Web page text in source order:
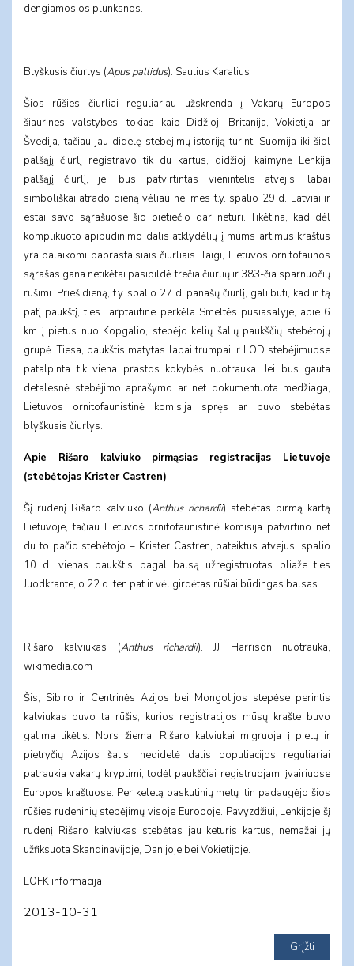
dengiamosios plunksnos.
Blyškusis čiurlys (Apus pallidus). Saulius Karalius
Šios rūšies čiurliai reguliariau užskrenda į Vakarų Europos
šiaurines valstybes, tokias kaip Didžioji Britanija, Vokietija ar
Švedija, tačiau jau didelę stebėjimų istoriją turinti Suomija iki šiol
palšąjį čiurlį registravo tik du kartus, didžioji kaimynė Lenkija
palšąjį čiurlį, jei bus patvirtintas vienintelis atvejis, labai
simboliškai atrado dieną vėliau nei mes t.y. spalio 29 d. Latviai ir
estai savo sąrašuose šio pietiečio dar neturi. Tikėtina, kad dėl
komplikuoto apibūdinimo dalis atklydėlių į mums artimus kraštus
yra palaikomi paprastaisiais čiurliais. Taigi, Lietuvos ornitofaunos
sąrašas gana netikėtai pasipildė trečia čiurlių ir 383-čia sparnuočių
rūšimi. Prieš dieną, t.y. spalio 27 d. panašų čiurlį, gali būti, kad ir tą
patį paukštį, ties Tarptautine perkėla Smeltės pusiasalyje, apie 6
km į pietus nuo Kopgalio, stebėjo kelių šalių paukščių stebėtojų
grupė. Tiesa, paukštis matytas labai trumpai ir LOD stebėjimuose
patalpinta tik viena prastos kokybės nuotrauka. Jei bus gauta
detalesnė stebėjimo aprašymo ar net dokumentuota medžiaga,
Lietuvos ornitofaunistinė komisija spręs ar buvo stebėtas
blyškusis čiurlys.
Apie Rišaro kalviuko pirmąsias registracijas Lietuvoje
(stebėtojas Krister Castren)
Šį rudenį Rišaro kalviuko (Anthus richardii) stebėtas pirmą kartą
Lietuvoje, tačiau Lietuvos ornitofaunistinė komisija patvirtino net
du to pačio stebėtojo – Krister Castren, pateiktus atvejus: spalio
10 d. vienas paukštis pagal balsą užregistruotas pliaže ties
Juodkrante, o 22 d. ten pat ir vėl girdėtas rūšiai būdingas balsas.
Rišaro kalviukas (Anthus richardii). JJ Harrison nuotrauka,
wikimedia.com
Šis, Sibiro ir Centrinės Azijos bei Mongolijos stepėse perintis
kalviukas buvo ta rūšis, kurios registracijos mūsų krašte buvo
galima tikėtis. Nors žiemai Rišaro kalviukai migruoja į pietų ir
pietryčių Azijos šalis, nedidelė dalis populiacijos reguliariai
patraukia vakarų kryptimi, todėl paukščiai registruojami įvairiuose
Europos kraštuose. Per keletą paskutinių metų itin padaugėjo šios
rūšies rudeninių stebėjimų visoje Europoje. Pavyzdžiui, Lenkijoje šį
rudenį Rišaro kalviukas stebėtas jau keturis kartus, nemažai jų
užfiksuota Skandinavijoje, Danijoje bei Vokietijoje.
LOFK informacija
2013-10-31